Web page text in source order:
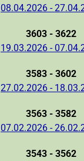
08.04.2026 -
3603 - 3622
19.03.2026 -
3583 - 3602
27.02.2026 -
3563 - 3582
07.02.2026 -
3543 - 3562